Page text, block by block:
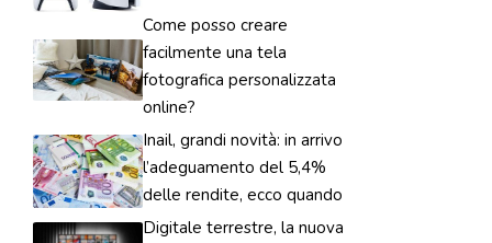
Come posso creare
facilmente una tela
fotografica personalizzata
online?
Inail, grandi novità: in arrivo
l’adeguamento del 5,4%
delle rendite, ecco quando
Digitale terrestre, la nuova